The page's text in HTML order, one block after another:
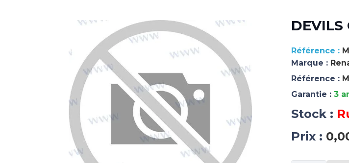
DEVILS
Marque :
Référence :
Garantie : 3
Stock :
Prix :